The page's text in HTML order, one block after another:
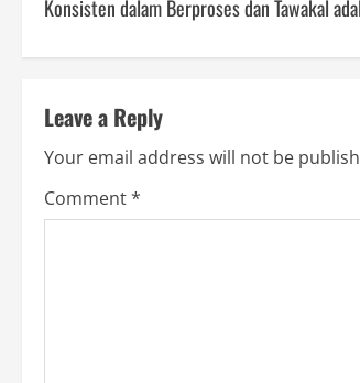
o
s
t
n
a
Konsisten dalam Berproses dan Tawakal
Leave a Reply
Your email address will not be
Comment*